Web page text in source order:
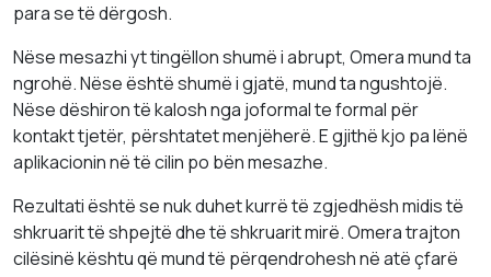
para se të dërgosh.
Nëse mesazhi yt tingëllon shumë i abrupt, Omera mund ta
ngrohë. Nëse është shumë i gjatë, mund ta ngushtojë.
Nëse dëshiron të kalosh nga joformal te formal për
kontakt tjetër, përshtatet menjëherë. E gjithë kjo pa lënë
aplikacionin në të cilin po bën mesazhe.
Rezultati është se nuk duhet kurrë të zgjedhësh midis të
shkruarit të shpejtë dhe të shkruarit mirë. Omera trajton
cilësinë kështu që mund të përqendrohesh në atë çfarë